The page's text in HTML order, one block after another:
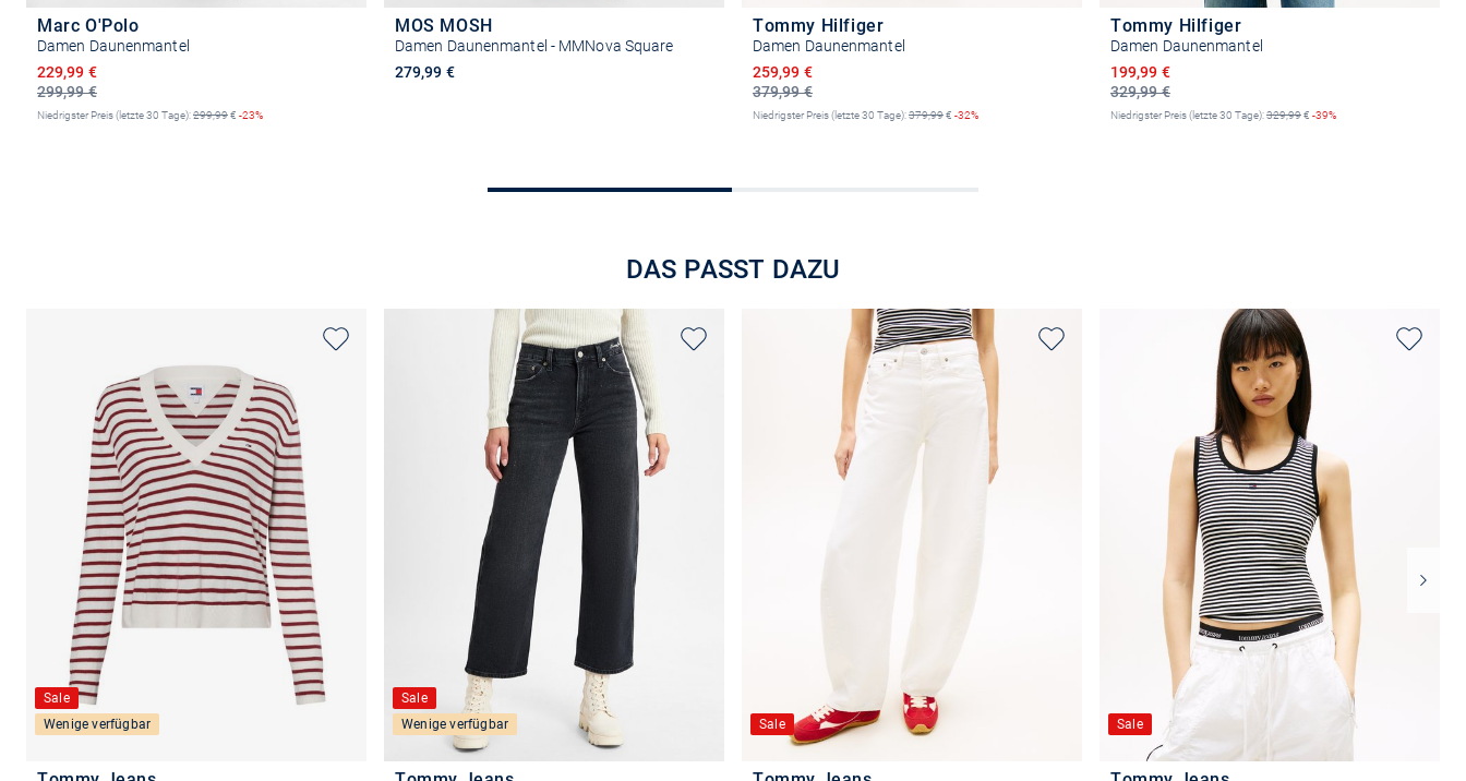
Marc O'Polo
Damen Daunenmantel
299,99 €
Ermäßigter Preis
229,99 €
Niedrigster Preis (letzte 30 Tage):299,99€ -23%
MOS MOSH
Damen Daunenmantel - MMNova Square
279,99 €
Größe auswählen
Tommy Hilfiger
Damen Daunenmantel
379,99 €
Ermäßigter Preis
259,99 €
Niedrigster Preis (letzte 30 Tage):379,99€ -32%
Tommy Hilfiger
Damen Daunenmantel
329,99 €
Ermäßigter Preis
199,99 €
Niedrigster Preis (letzte 30 Tage):329,99€ -39%
DAS PASST DAZU
Sale
Wenige verfügbar
Sale
Wenige verfügbar
Sale Sale